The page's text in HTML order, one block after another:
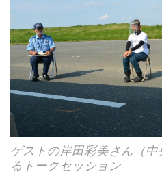
ゲストの岸田彩美さん（
るトークセッション